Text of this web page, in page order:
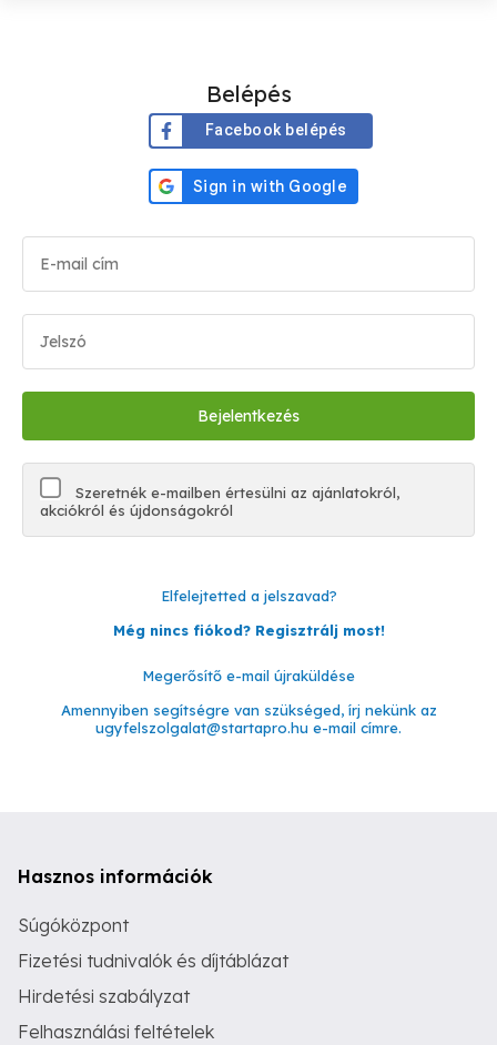
Belépés
Facebook belépés
Szeretnék e-mailben értesülni az ajánlatokról,
akciókról és újdonságokról
Elfelejtetted a jelszavad?
Még nincs fiókod? Regisztrálj most!
Megerősítő e-mail újraküldése
Amennyiben segítségre van szükséged, írj nekünk az
ugyfelszolgalat@startapro.hu e-mail címre.
Hasznos információk
Súgóközpont
Fizetési tudnivalók és díjtáblázat
Hirdetési szabályzat
Felhasználási feltételek